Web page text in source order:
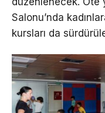
Salonu’nda
kursları da